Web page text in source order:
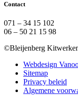
Contact
071 – 34 15 102
06 – 50 21 15 98
©Bleijenberg
Webdesign
Sitemap
Privacy beleid
Algemene